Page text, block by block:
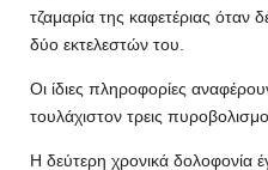
τζαμαρία της καφετέριας όταν
δύο εκτελεστών του.
Οι ίδιες πληροφορίες
τουλάχιστον τρεις
Η δεύτερη χρονικά δολοφονία